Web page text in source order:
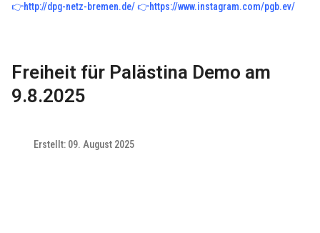
👉http://dpg-netz-bremen.de/ 👉https://www.instagram.com/pgb.ev/
Freiheit für Palästina Demo am
9.8.2025
Erstellt: 09. August 2025